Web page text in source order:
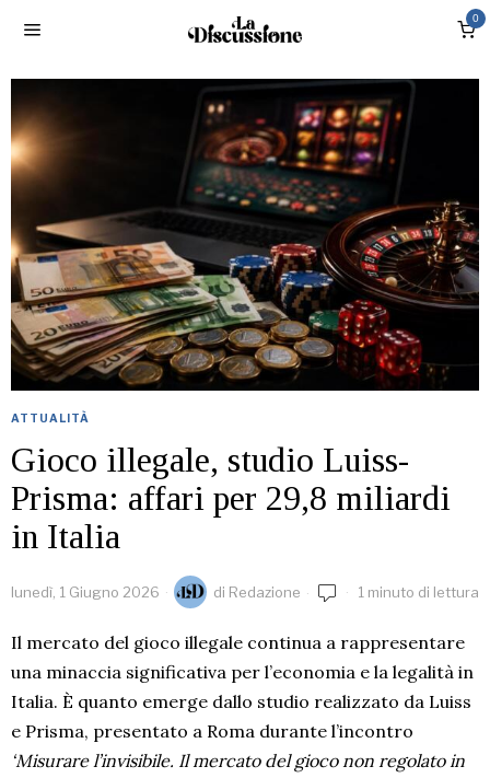
0
ATTUALITÀ
Gioco illegale, studio Luiss-
Prisma: affari per 29,8 miliardi
in Italia
lunedì, 1 Giugno 2026 di Redazione 1 minuto di lettura
Il mercato del gioco illegale continua a rappresentare
una minaccia significativa per l’economia e la legalità in
Italia. È quanto emerge dallo studio realizzato da Luiss
e Prisma, presentato a Roma durante l’incontro
‘Misurare l’invisibile. Il mercato del gioco non regolato in